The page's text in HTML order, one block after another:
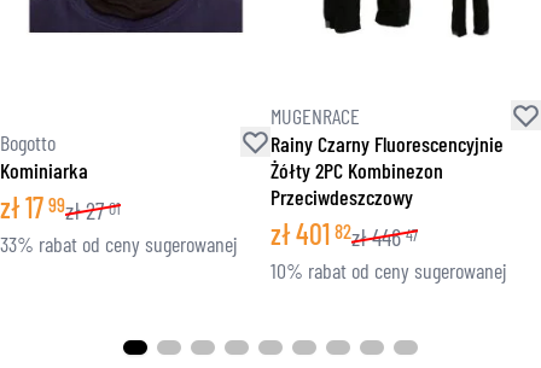
Bogotto
Kominiarka
zł17 99zł27 01
33% rabat od ceny sugerowanej
MUGENRACE
Rainy Czarny Fluorescencyjnie
Żółty 2PC Kombinezon
Przeciwdeszczowy
zł401 82zł446 47
10% rabat od ceny sugerowanej